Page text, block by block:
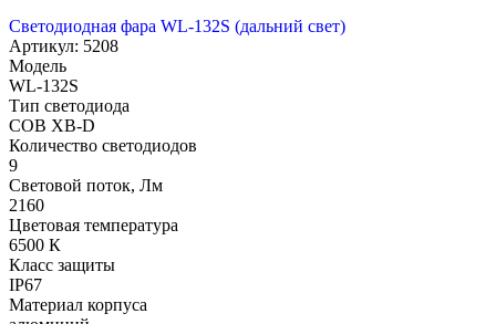
Светодиодная фара WL-132S (дальний свет)
Артикул: 5208
Модель
WL-132S
Тип светодиода
COB XB-D
Количество светодиодов
9
Световой поток, Лм
2160
Цветовая температура
6500 К
Класс защиты
IP67
Материал корпуса